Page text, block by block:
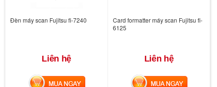
Đèn máy scan Fujitsu fi-7240
Liên hệ
MUA NGAY
Card formatter máy scan Fujitsu fi-
6125
Liên hệ
MUA NGAY